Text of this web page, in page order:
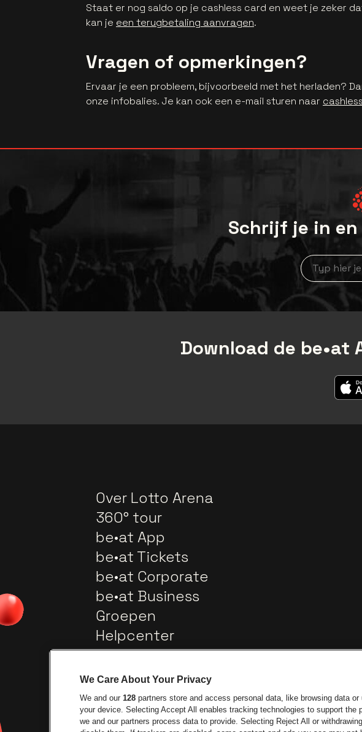
Staat er nog saldo op je cashless card en weet je zeker
kan je een terugbetaling aanvragen.
Vragen of opmerkingen?
Ervaar je een probleem, bijvoorbeeld met het herladen?
onze infobalies. Je kan ook een e-mail sturen naar
Schrijf je in
Nieuwsbrief
Download de be•at
Over Lotto Arena
360° tour
be•at App
be•at Tickets
be•at Corporate
be•at Business
Groepen
Helpcenter
Contact
We Care About Your Privacy
We and our 128 partners store and access personal data, like browsing data
your device. Selecting Accept All enables tracking technologies to support the
we and our partners process data to provide. Selecting Reject All or